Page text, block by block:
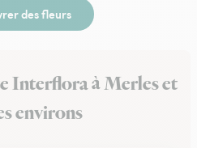
des fleurs
Interflora à Merles et
environs